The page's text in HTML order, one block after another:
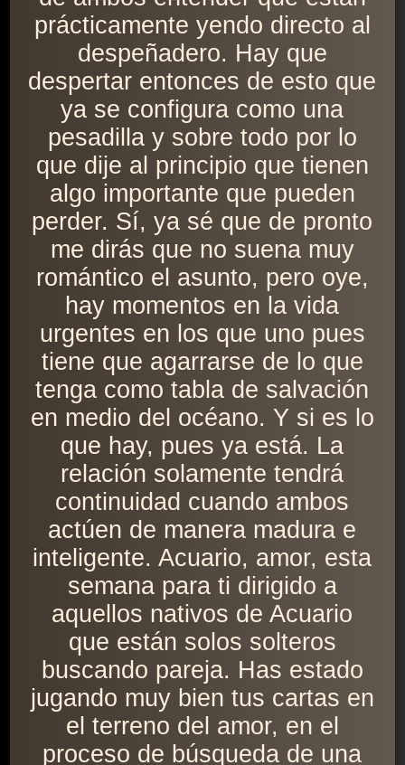
prácticamente yendo directo al
despeñadero. Hay que
despertar entonces de esto que
ya se configura como una
pesadilla y sobre todo por lo
que dije al principio que tienen
algo importante que pueden
perder. Sí, ya sé que de pronto
me dirás que no suena muy
romántico el asunto, pero oye,
hay momentos en la vida
urgentes en los que uno pues
tiene que agarrarse de lo que
tenga como tabla de salvación
en medio del océano. Y si es lo
que hay, pues ya está. La
relación solamente tendrá
continuidad cuando ambos
actúen de manera madura e
inteligente. Acuario, amor, esta
semana para ti dirigido a
aquellos nativos de Acuario
que están solos solteros
buscando pareja. Has estado
jugando muy bien tus cartas en
el terreno del amor, en el
proceso de búsqueda de una